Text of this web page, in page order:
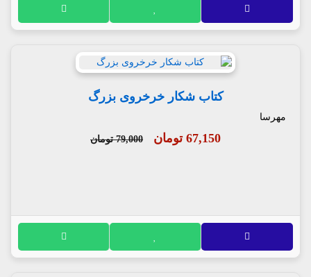
کتاب شکار خرخروی بزرگ
مهرسا
67,150 تومان 79,000 تومان